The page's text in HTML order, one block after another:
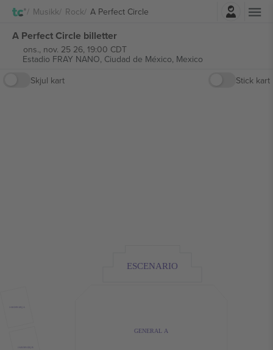
Musikk Rock A Perfect Circle
A Perfect Circle billetter
ons., nov. 25 26, 19:00 CDT
Estadio FRAY NANO, Ciudad de México, Mexico
Skjul kart
Stick kart
GENERAL A
JARDIN IZQ A
JARDIN IZQ B
ESCENARIO